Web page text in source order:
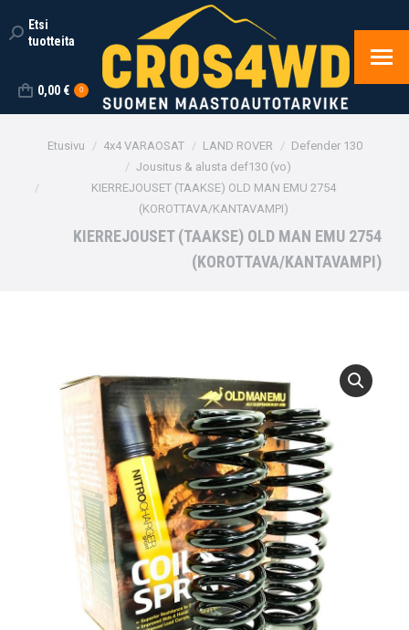
Search:
Etsi
tuotteita
0,00 € 0
You are here:
Etusivu 4x4 VARAOSAT LAND ROVER
Defender 130
Jousitus & alusta def130 (vo)
KIERREJOUSET (TAAKSE) OLD MAN EMU 2754
(KOROTTAVA/KANTAVAMPI)
KIERREJOUSET (TAAKSE) OLD MAN EMU 2754
(KOROTTAVA/KANTAVAMPI)